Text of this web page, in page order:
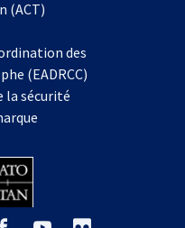
dans
nouvel
onglet
(ACT)
des
(EADRCC)
la sécurité